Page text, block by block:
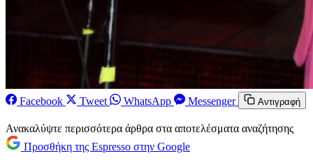
Facebook Tweet WhatsApp Messenger Αντιγραφή
Ανακαλύψτε περισσότερα άρθρα στα αποτελέσματα αναζήτησης
Προσθήκη της Espresso στην Google